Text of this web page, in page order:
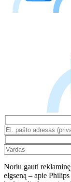
Noriu gauti
elgseną – apie